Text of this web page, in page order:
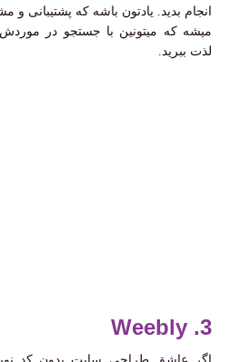
انجام بدید. یادتون باشه که پشتیبانی
میشه که میتونین با جستجو در
لذت ببرید.
3. Weebly